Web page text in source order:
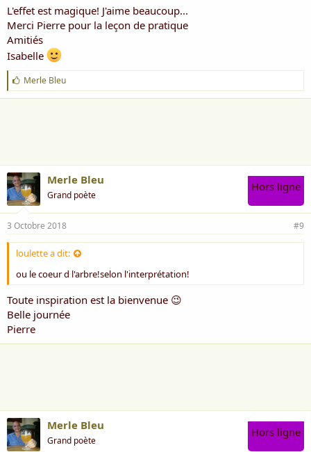
L'effet est magique! J'aime beaucoup...
Merci Pierre pour la leçon de pratique
Amitiés
Isabelle
J
'
a
Merle Bleu
Merle Bleu
Grand poète
Hors ligne
3 Octobre 2018 #9
loulette a dit:
ou le coeur d l'arbre!selon l'interprétation!
Toute inspiration est la bienvenue 😉
Belle journée
Pierre
Merle Bleu
Grand poète
Hors ligne